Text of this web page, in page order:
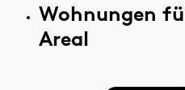
Wohnungen
Areal